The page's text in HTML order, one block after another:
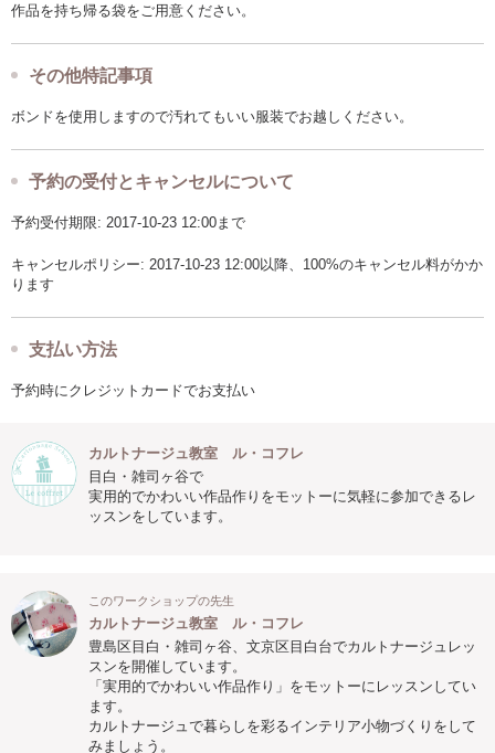
作品を持ち帰る袋をご用意ください。
その他特記事項
ボンドを使用しますので汚れてもいい服装でお越しください。
予約の受付とキャンセルについて
予約受付期限: 2017-10-23 12:00まで
キャンセルポリシー: 2017-10-23 12:00以降、100%のキャンセル料がかか
ります
支払い方法
予約時にクレジットカードでお支払い
カルトナージュ教室 ル・コフレ
目白・雑司ヶ谷で
実用的でかわいい作品作りをモットーに気軽に参加できるレ
ッスンをしています。
このワークショップの先生
カルトナージュ教室 ル・コフレ
豊島区目白・雑司ヶ谷、文京区目白台でカルトナージュレッ
スンを開催しています。
「実用的でかわいい作品作り」をモットーにレッスンしてい
ます。
カルトナージュで暮らしを彩るインテリア小物づくりをして
みましょう。